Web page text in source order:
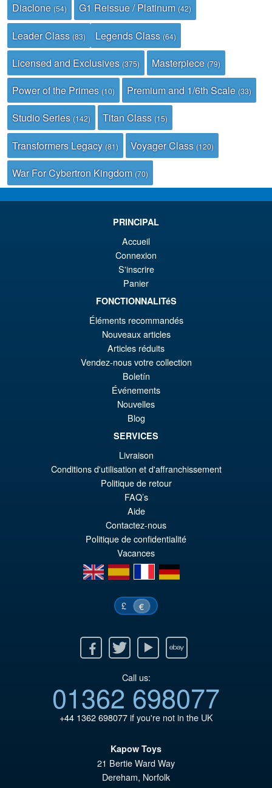
Diaclone (54) G1 Reissue / Platinum(42)
Leader Class (83) Legends Class (64)
Licensed and Exclusives (375) Masterpiece(79)
Power of the Primes (10) Premium and 1/6th Scale(33)
Studio Series (142) Titan Class(15)
Transformers Legacy (81) Voyager Class(120)
War For Cybertron Kingdom (70)
PRINCIPAL
Accueil
Connexion
S'inscrire
Panier
FONCTIONNALITéS
Éléments recommandés
Nouveaux articles
Articles réduits
Vendez-nous votre collection
Boletín
Événements
Nouvelles
Blog
SERVICES
Livraison
Conditions d'utilisation et d'affranchissement
Politique de retour
FAQ’s
Aide
Contactez-nous
Politique de confidentialité
Vacances
en
es fr de
£ €
Twitter Youtube Ebay
Call us:
01362 698077
+44 1362 698077if you're not in the UK
Kapow Toys
21 Bertie Ward Way
Dereham, Norfolk